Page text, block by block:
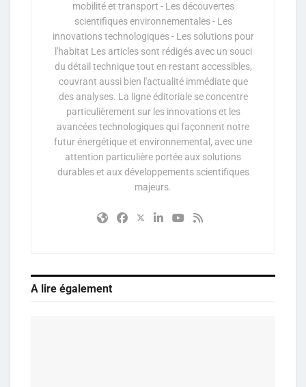
mobilité et transport - Les découvertes
scientifiques environnementales - Les
innovations technologiques - Les solutions pour
l'habitat Les articles sont rédigés avec un souci
du détail technique tout en restant accessibles,
couvrant aussi bien l'actualité immédiate que
des analyses. La ligne éditoriale se concentre
particulièrement sur les innovations et les
avancées technologiques qui façonnent notre
futur énergétique et environnemental, avec une
attention particulière portée aux solutions
durables et aux développements scientifiques
majeurs.
A lire également